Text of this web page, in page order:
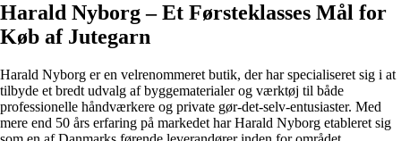
Harald Nyborg – Et Førsteklasses Mål for
Køb af Jutegarn
Harald Nyborg er en velrenommeret butik, der har specialiseret sig i at
tilbyde et bredt udvalg af byggematerialer og værktøj til både
professionelle håndværkere og private gør-det-selv-entusiaster. Med
mere end 50 års erfaring på markedet har Harald Nyborg etableret sig